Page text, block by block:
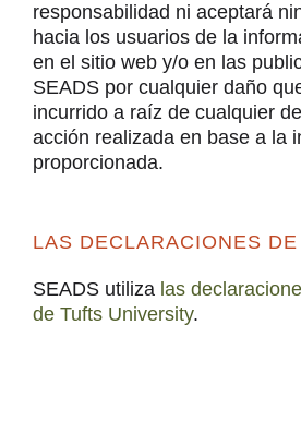
responsabilidad ni aceptará
hacia los usuarios de la
en el sitio web y/o en las
SEADS por cualquier daño
incurrido a raíz de cualquier
acción realizada en base a la
proporcionada.
LAS DECLARACIONES
SEADS utiliza las
de Tufts University.